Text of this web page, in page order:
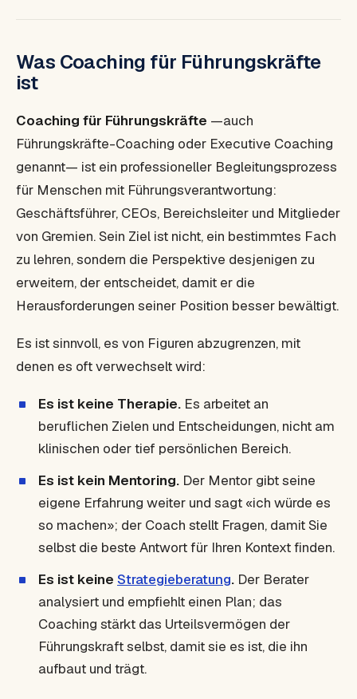
Was Coaching für Führungskräfte
ist
Coaching für Führungskräfte —auch
Führungskräfte-Coaching oder Executive Coaching
genannt— ist ein professioneller Begleitungsprozess
für Menschen mit Führungsverantwortung:
Geschäftsführer, CEOs, Bereichsleiter und Mitglieder
von Gremien. Sein Ziel ist nicht, ein bestimmtes Fach
zu lehren, sondern die Perspektive desjenigen zu
erweitern, der entscheidet, damit er die
Herausforderungen seiner Position besser bewältigt.
Es ist sinnvoll, es von Figuren abzugrenzen, mit
denen es oft verwechselt wird:
Es ist keine Therapie. Es arbeitet an
beruflichen Zielen und Entscheidungen, nicht am
klinischen oder tief persönlichen Bereich.
Es ist kein Mentoring. Der Mentor gibt seine
eigene Erfahrung weiter und sagt «ich würde es
so machen»; der Coach stellt Fragen, damit Sie
selbst die beste Antwort für Ihren Kontext finden.
Es ist keine Strategieberatung. Der Berater
analysiert und empfiehlt einen Plan; das
Coaching stärkt das Urteilsvermögen der
Führungskraft selbst, damit sie es ist, die ihn
aufbaut und trägt.